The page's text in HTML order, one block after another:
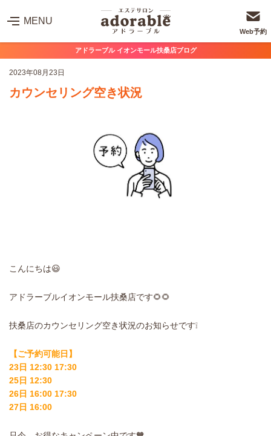
アドラーブル イオンモール扶桑店ブログ
MENU
Web予約
2023年08月23日
カウンセリング空き状況
こんにちは😃
アドラーブルイオンモール扶桑店です🌻🌻
扶桑店のカウンセリング空き状況のお知らせです❕
【ご予約可能日】
23日 12:30 17:30
25日 12:30
26日 16:00 17:30
27日 16:00